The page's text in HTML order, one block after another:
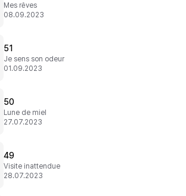
Mes rêves
08.09.2023
51
Je sens son odeur
01.09.2023
50
Lune de miel
27.07.2023
49
Visite inattendue
28.07.2023